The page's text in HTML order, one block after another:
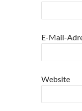
E-Mail-
Website